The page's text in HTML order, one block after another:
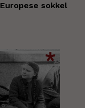
sokkel